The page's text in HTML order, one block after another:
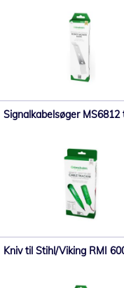
Signalkabelsøger
Kniv til Stihl/Viking RMI